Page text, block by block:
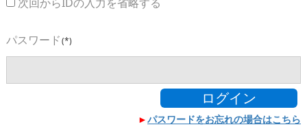
パスワード(*)
ログイン
►パスワードをお忘れの場合はこちら